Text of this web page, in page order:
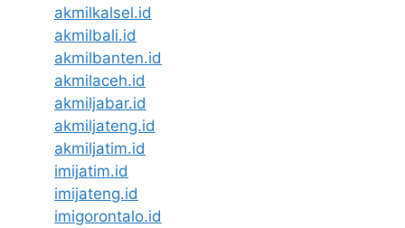
akmilkalsel.id
akmilbali.id
akmilbanten.id
akmilaceh.id
akmiljabar.id
akmiljateng.id
akmiljatim.id
imijatim.id
imijateng.id
imigorontalo.id